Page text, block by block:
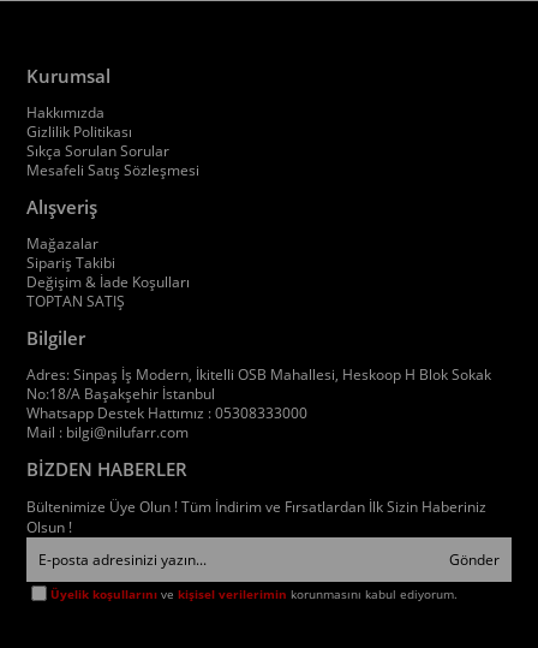
Kurumsal
Hakkımızda
Gizlilik Politikası
Sıkça Sorulan Sorular
Mesafeli Satış Sözleşmesi
Alışveriş
Mağazalar
Sipariş Takibi
Değişim & İade Koşulları
TOPTAN SATIŞ
Bilgiler
Adres: Sinpaş İş Modern, İkitelli OSB Mahallesi, Heskoop H Blok Sokak
No:18/A Başakşehir İstanbul
Whatsapp Destek Hattımız : 05308333000
Mail : bilgi@nilufarr.com
BİZDEN HABERLER
Bültenimize Üye Olun ! Tüm İndirim ve Fırsatlardan İlk Sizin Haberiniz
Olsun !
Gönder
Üyelik koşullarını vekişisel verilerimin korunmasını kabul ediyorum.